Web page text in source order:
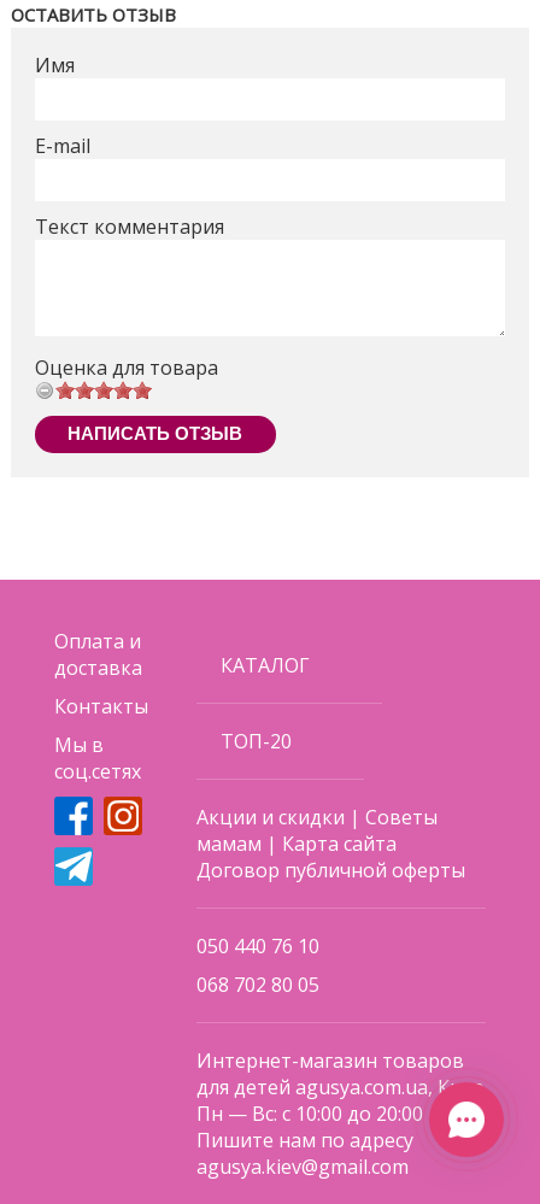
ОСТАВИТЬ ОТЗЫВ
Имя
E-mail
Текст комментария
Оценка для товара
НАПИСАТЬ ОТЗЫВ
Оплата и
доставка
Контакты
Мы в
соц.сетях
КАТАЛОГ
ТОП-20
Акции и скидки |Советы
мамам | Карта сайта
Договор публичной оферты
050 440 76 10
068 702 80 05
Интернет-магазин товаров
для детей agusya.com.ua, Киев
Пн — Вс: с 10:00 до 20:00
Пишите нам по адресу
agusya.kiev@gmail.com